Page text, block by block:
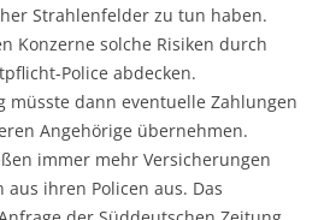
Strahlenfelder zu tun haben.
Konzerne solche Risiken durch
Police abdecken.
müsste dann eventuelle Zahlungen
Angehörige übernehmen.
immer mehr Versicherungen
aus ihren Policen aus. Das